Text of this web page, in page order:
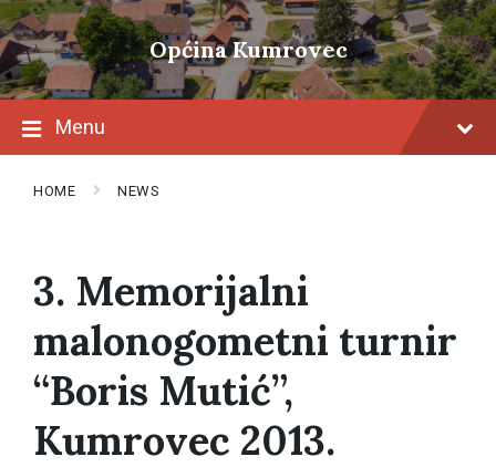
Skip
to
content
Skip
to
main
navigation
Skip
to
footer
Općina Kumrovec
Menu
HOME NEWS
3. Memorijalni
malonogometni turnir
“Boris Mutić”,
Kumrovec 2013.